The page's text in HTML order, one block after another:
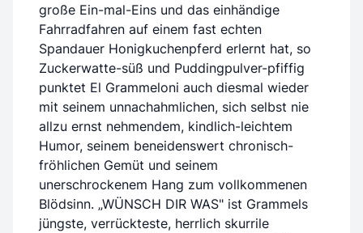
große Ein-mal-Eins und das einhändige
Fahrradfahren auf einem fast echten
Spandauer Honigkuchenpferd erlernt hat, so
Zuckerwatte-süß und Puddingpulver-pfiffig
punktet El Grammeloni auch diesmal wieder
mit seinem unnachahmlichen, sich selbst nie
allzu ernst nehmendem, kindlich-leichtem
Humor, seinem beneidenswert chronisch-
fröhlichen Gemüt und seinem
unerschrockenem Hang zum vollkommenen
Blödsinn. „WÜNSCH DIR WAS" ist Grammels
jüngste, verrückteste, herrlich skurrile